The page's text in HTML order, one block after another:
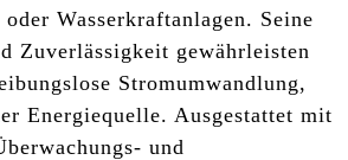
Wasserkraftanlagen. Seine
Zuverlässigkeit gewährleisten
Stromumwandlung,
Energiequelle. Ausgestattet mit
und